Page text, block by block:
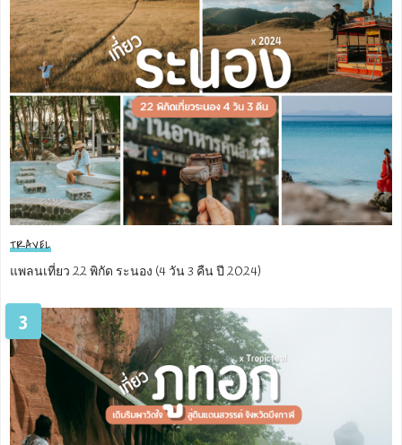
TRAVEL
แพลนเที่ยว 22 พิกัด ระนอง (4 วัน 3 คืน ปี 2024)
3